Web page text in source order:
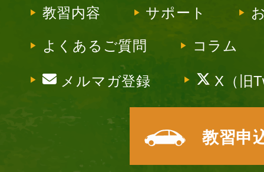
教習内容 サポート
よくあるご質問 コラム
メルマガ登録 X（旧
教習申